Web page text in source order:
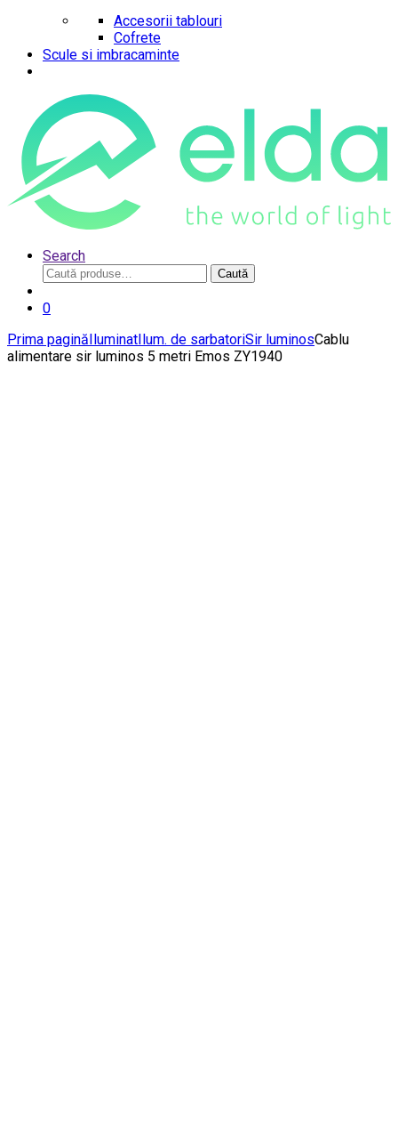
Accesorii tablouri
Cofrete
Scule si imbracaminte
Search
Caută
după:
Caută
0
Prima paginăIluminatIlum. de sarbatoriSir luminosCablu
alimentare sir luminos 5 metri Emos ZY1940